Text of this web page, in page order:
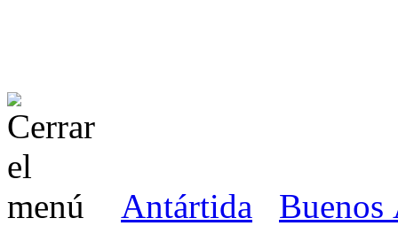
Antártida
Buenos